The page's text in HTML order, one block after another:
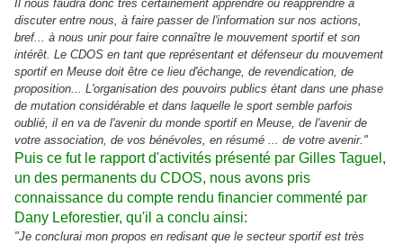
Il nous faudra donc très certainement apprendre ou réapprendre à
discuter entre nous, à faire passer de l'information sur nos actions,
bref... à nous unir pour faire connaître le mouvement sportif et son
intérêt. Le CDOS en tant que représentant et défenseur du mouvement
sportif en Meuse doit être ce lieu d'échange, de revendication, de
proposition... L'organisation des pouvoirs publics étant dans une phase
de mutation considérable et dans laquelle le sport semble parfois
oublié, il en va de l'avenir du monde sportif en Meuse, de l'avenir de
votre association, de vos bénévoles, en résumé ... de votre avenir."
Puis ce fut le rapport d'activités présenté par Gilles Taguel,
un des permanents du CDOS, nous avons pris
connaissance du compte rendu financier commenté par
Dany Leforestier, qu'il a conclu ainsi:
"Je conclurai mon propos en redisant que le secteur sportif est très